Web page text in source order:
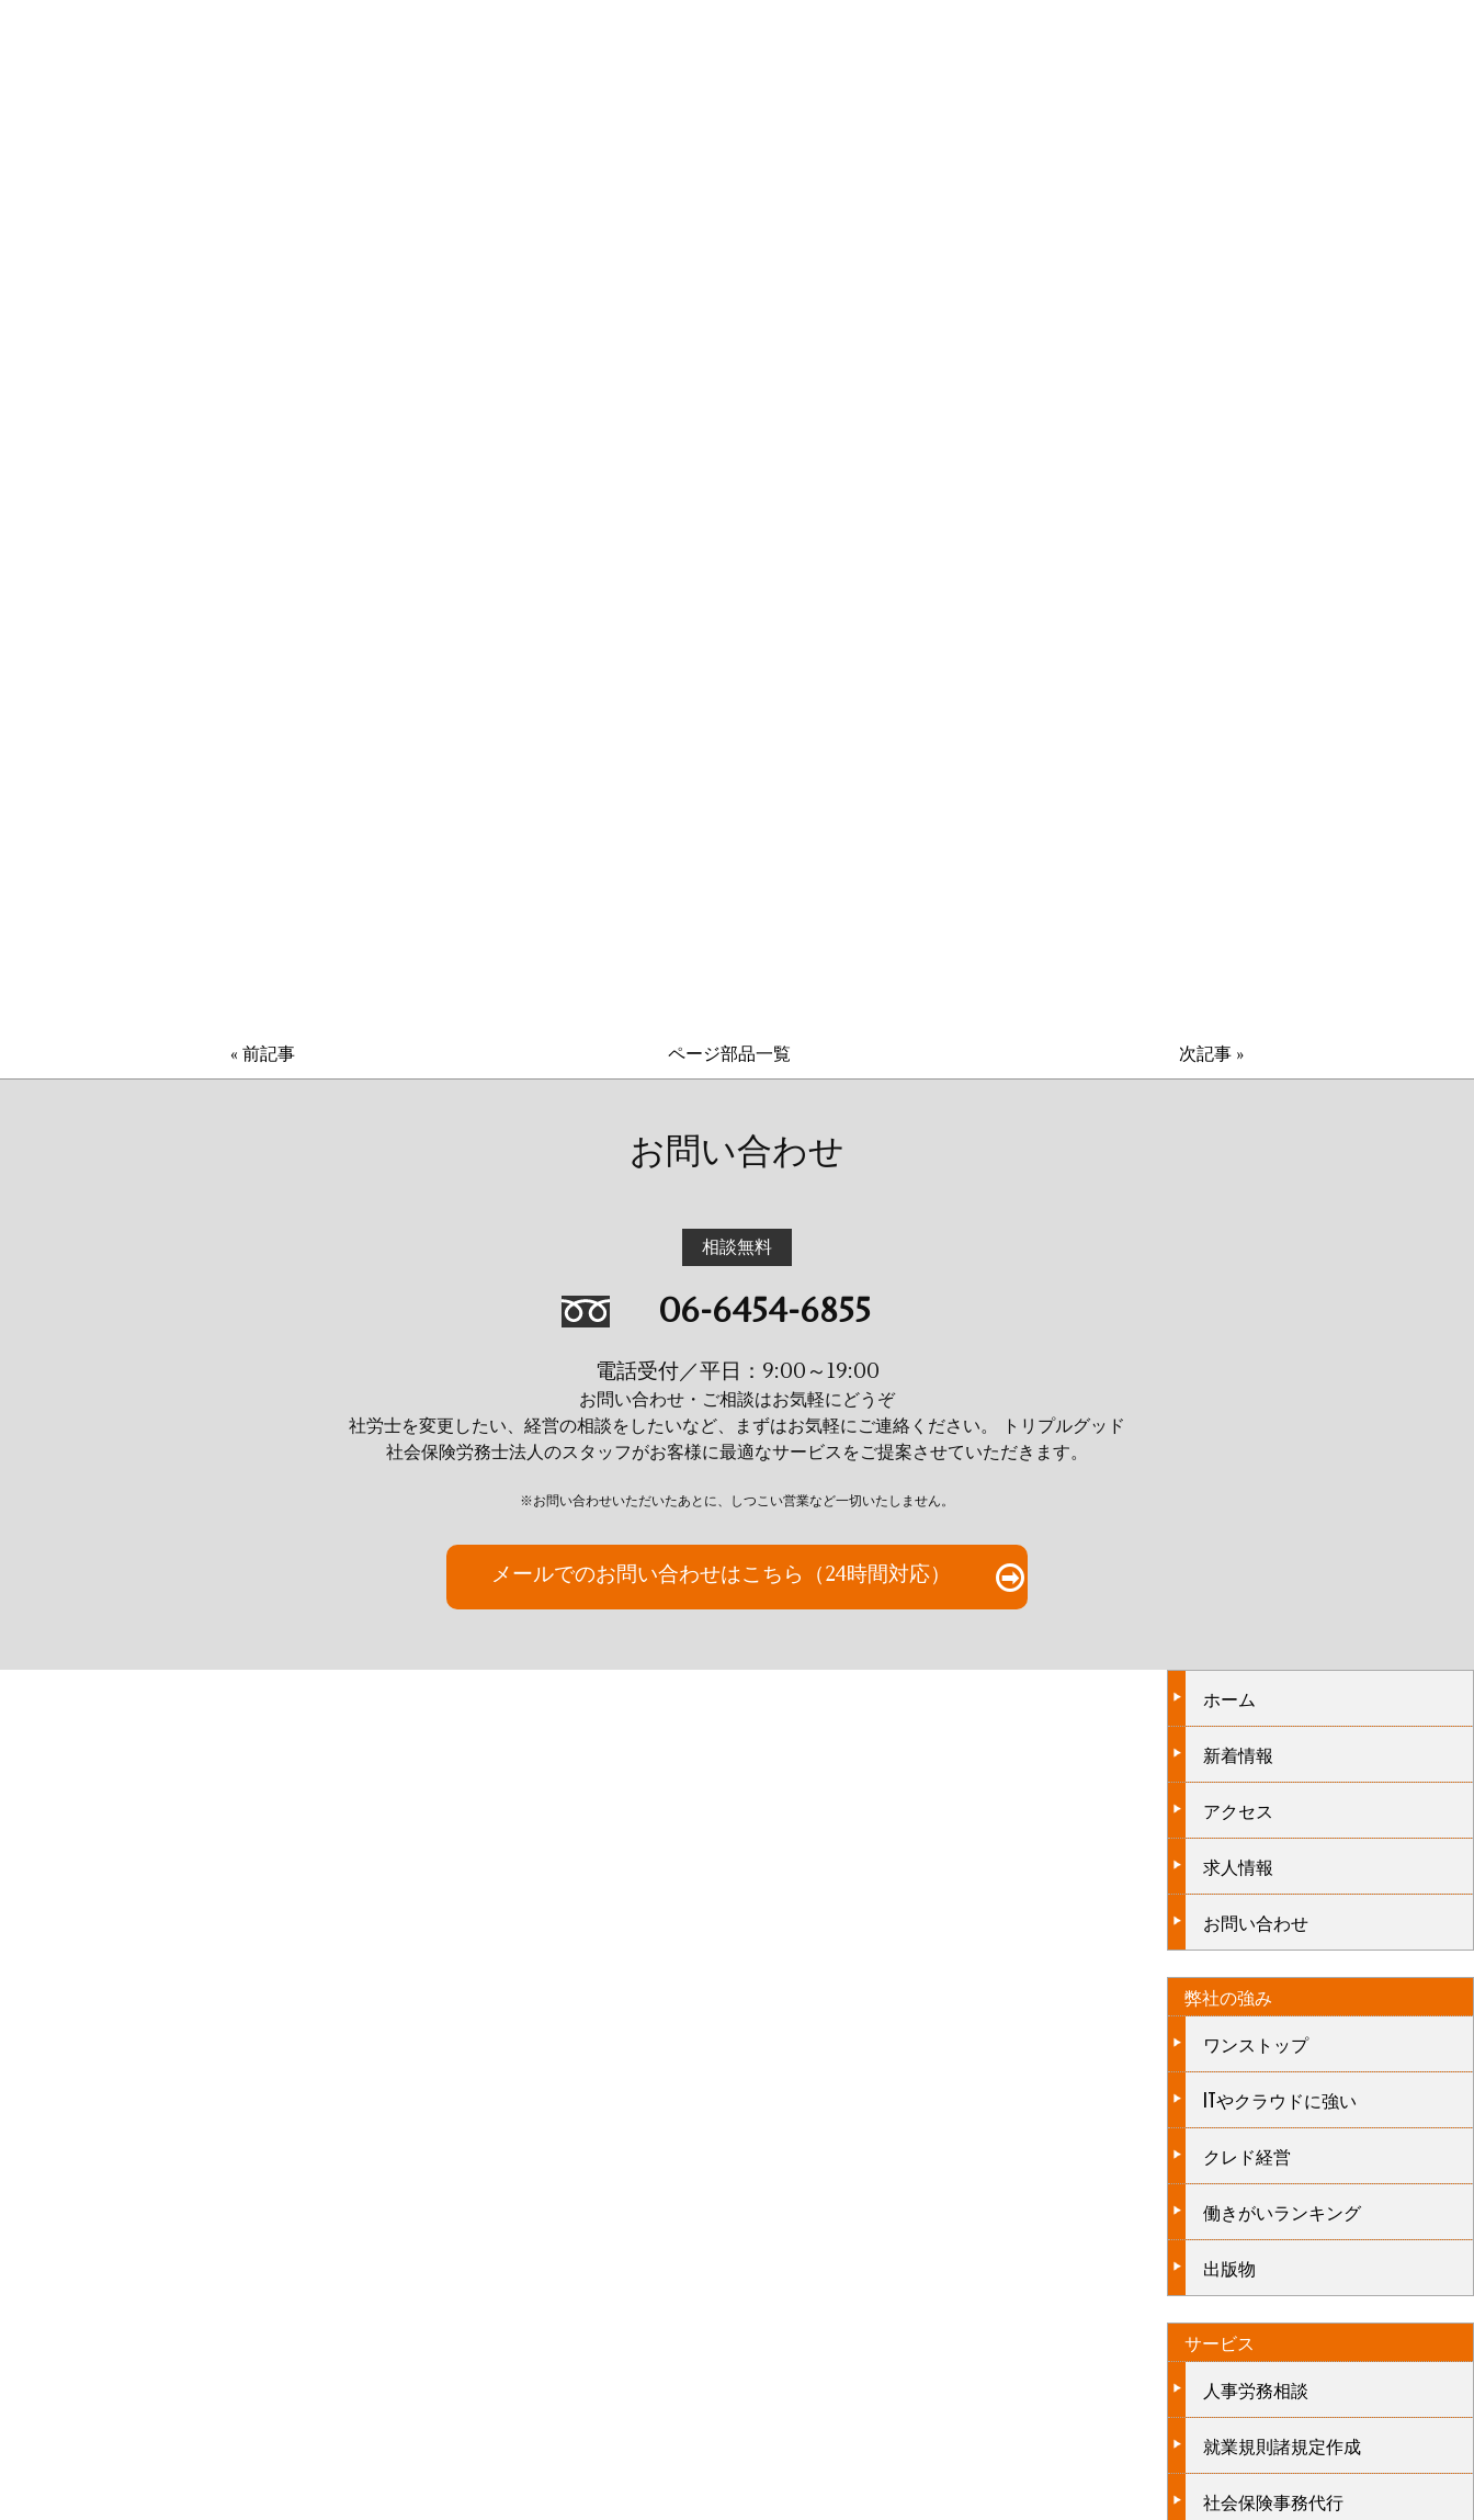
« 前記事 ページ部品一覧 次記事 »
お問い合わせ
相談無料
06-6454-6855
電話受付／平日：9:00～19:00
お問い合わせ・ご相談はお気軽にどうぞ
社労士を変更したい、経営の相談をしたいなど、まずはお気軽にご連絡ください。 トリプルグッド
社会保険労務士法人のスタッフがお客様に最適なサービスをご提案させていただきます。
※お問い合わせいただいたあとに、しつこい営業など一切いたしません。
メールでのお問い合わせはこちら（24時間対応）
ホーム
新着情報
アクセス
求人情報
お問い合わせ
弊社の強み
ワンストップ
ITやクラウドに強い
クレド経営
働きがいランキング
出版物
サービス
人事労務相談
就業規則諸規定作成
社会保険事務代行